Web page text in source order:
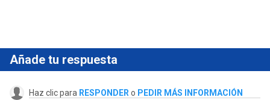
Añade tu respuesta
Haz clic para RESPONDER o PEDIR MÁS INFORMACIÓN